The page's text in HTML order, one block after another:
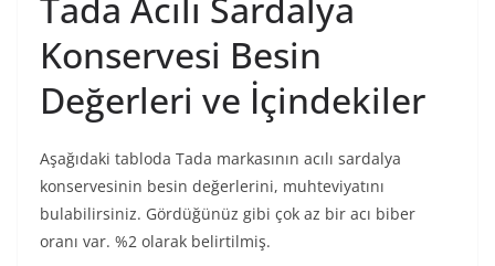
Tada Acılı Sardalya
Konservesi Besin
Değerleri ve İçindekiler
Aşağıdaki tabloda Tada markasının acılı sardalya
konservesinin besin değerlerini, muhteviyatını
bulabilirsiniz. Gördüğünüz gibi çok az bir acı biber
oranı var. %2 olarak belirtilmiş.